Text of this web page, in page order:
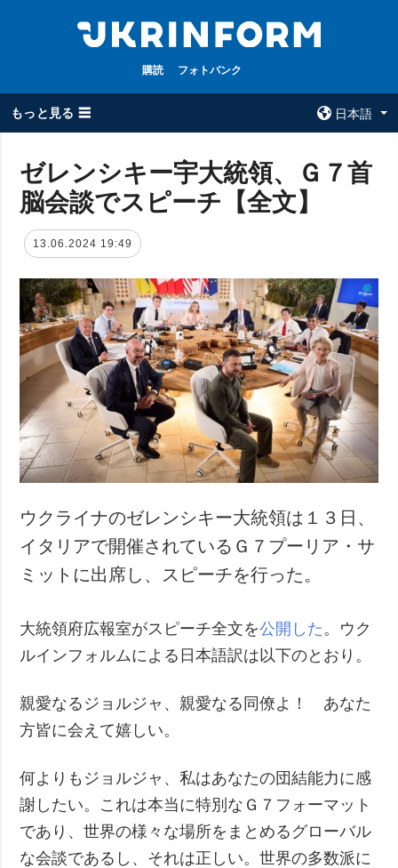
購読 フォトバンク
もっと見る ☰
日本語
全てのトピック
被占領地
政治
経済・復興
防衛
社会・文化
スポーツ
犯罪
事故・緊急事態
ウクルインフォ
ルム
コンタクト
特集
インタビュー
写真
購読
フォトバンク
ゼレンシキー宇大統領、Ｇ７首
脳会談でスピーチ【全文】
13.06.2024 19:49
ウクライナのゼレンシキー大統領は１３日、
イタリアで開催されているＧ７プーリア・サ
ミットに出席し、スピーチを行った。
大統領府広報室がスピーチ全文を公開した 。ウク
ルインフォルムによる日本語訳は以下のとおり。
親愛なるジョルジャ、親愛なる同僚よ！ あなた
方皆に会えて嬉しい。
何よりもジョルジャ、私はあなたの団結能力に感
謝したい。これは本当に特別なＧ７フォーマット
であり、世界の様々な場所をまとめるグローバル
な会談であるし、それは正しい。世界の多数派に